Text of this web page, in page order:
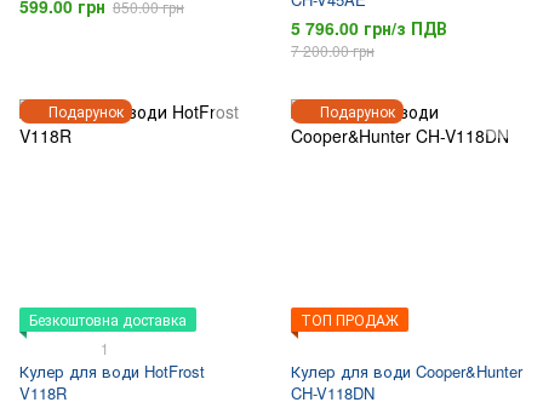
599.00 грн 850.00 грн
5 796.00 грн/з ПДВ
7 200.00 грн
Подарунок
Безкоштовна доставка
1
Кулер для води HotFrost
V118R
Подарунок
ТОП ПРОДАЖ
Кулер для води Cooper&Hunter
CH-V118DN